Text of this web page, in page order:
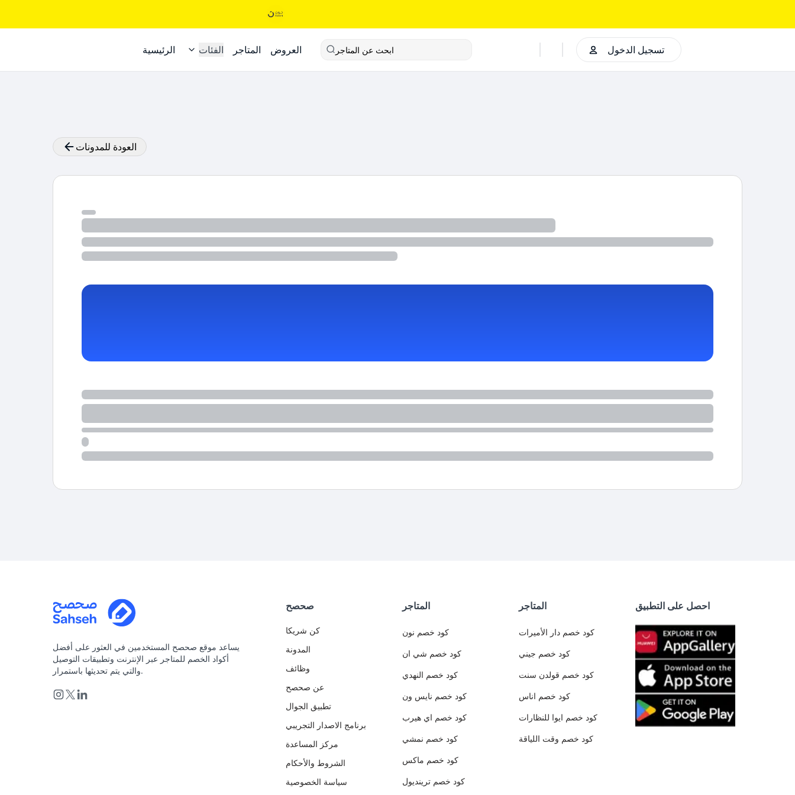
الرئيسية الفئات المتاجر العروض ابحث عن المتاجر تسجيل الدخول
العودة للمدونات
يساعد موقع صحصح المستخدمين في العثور على أفضل
أكواد الخصم للمتاجر عبر الإنترنت وتطبيقات التوصيل
والتي يتم تحديثها باستمرار.
صحصح
كن شريكا
المدونة
وظائف
عن صحصح
تطبيق الجوال
برنامج الاصدار التجريبي
مركز المساعدة
الشروط والأحكام
سياسة الخصوصية
المتاجر
كود خصم نون
كود خصم شي ان
كود خصم النهدي
كود خصم نايس ون
كود خصم اي هيرب
كود خصم نمشي
كود خصم ماكس
كود خصم ترينديول
المتاجر
كود خصم دار الأميرات
كود خصم جيني
كود خصم قولدن سنت
كود خصم اناس
كود خصم ايوا للنظارات
كود خصم وقت اللياقة
احصل على التطبيق